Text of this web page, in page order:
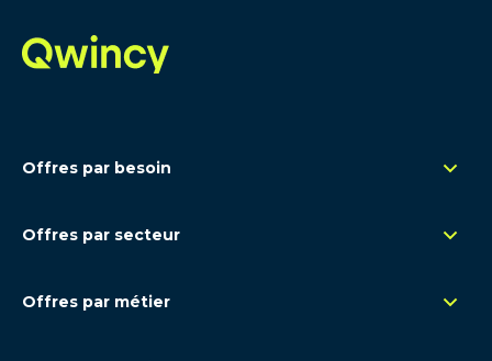
Offres par besoin
Renfort opérationnel
Offres par secteur
Santé - Pharma
Offres par métier